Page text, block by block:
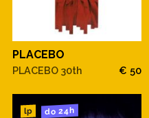
PLACEBO
PLACEBO 30th € 50
lp do 24h